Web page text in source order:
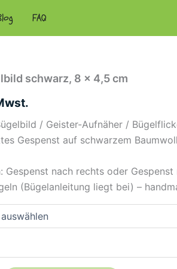
FAQ
schwarz, 8 x 4,5 cm
/ Geister-Aufnäher /
Gespenst auf schwarzem
Gespenst nach rechts oder Gespenst
(Bügelanleitung liegt bei) –